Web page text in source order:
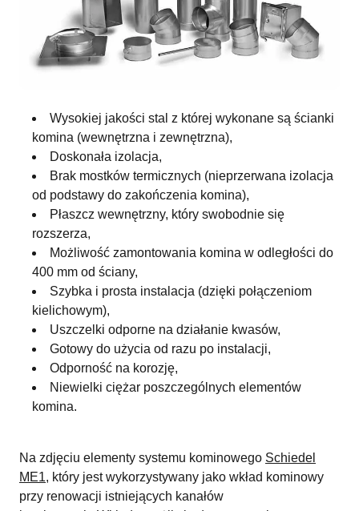
Wysokiej jakości stal z której wykonane są ścianki
komina (wewnętrzna i zewnętrzna),
Doskonała izolacja,
Brak mostków termicznych (nieprzerwana izolacja
od podstawy do zakończenia komina),
Płaszcz wewnętrzny, który swobodnie się
rozszerza,
Możliwość zamontowania komina w odległości do
400 mm od ściany,
Szybka i prosta instalacja (dzięki połączeniom
kielichowym),
Uszczelki odporne na działanie kwasów,
Gotowy do użycia od razu po instalacji,
Odporność na korozję,
Niewielki ciężar poszczególnych elementów
komina.
Na zdjęciu elementy systemu kominowego Schiedel
ME1, który jest wykorzystywany jako wkład kominowy
przy renowacji istniejących kanałów